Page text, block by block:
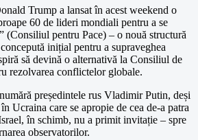
Trump a lansat în acest weekend o
60 de lideri mondiali pentru a se
(Consiliul pentru Pace) – o nouă structură
inițial pentru a supraveghea
să devină o alternativă la Consiliul de
rezolvarea conflictelor globale.
președintele rus Vladimir Putin, deși
Ucraina care se apropie de cea de-a patra
în schimb, nu a primit invitație – spre
observatorilor.